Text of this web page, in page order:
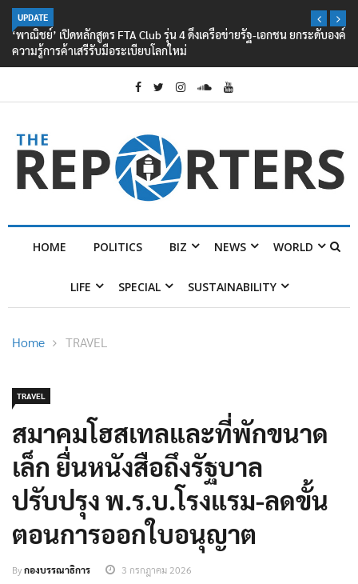
UPDATE
‘พาณิชย์’ เปิดหลักสูตร FTA Club รุ่น 4 ดึงเครือข่ายรัฐ-เอกชน ยกระดับองค์
ความรู้การค้าเสรีรับมือระเบียบโลกใหม่
HOME POLITICS BIZ NEWS WORLD
LIFE SPECIAL SUSTAINABILITY
Home TRAVEL
TRAVEL
สมาคมโฮสเทลและที่พักขนาด
เล็ก ยื่นหนังสือถึงรัฐบาล
ปรับปรุง พ.ร.บ.โรงแรม-ลดขั้น
ตอนการออกใบอนุญาต
Byกองบรรณาธิการ 3 กรกฎาคม 2026